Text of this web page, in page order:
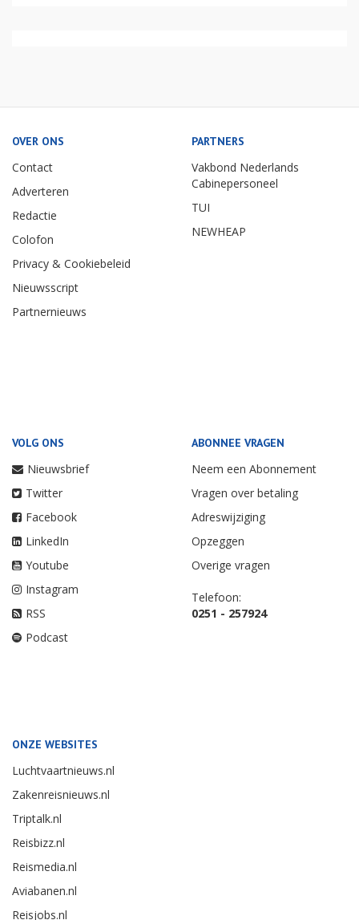
OVER ONS
Contact
Adverteren
Redactie
Colofon
Privacy & Cookiebeleid
Nieuwsscript
Partnernieuws
PARTNERS
Vakbond Nederlands
Cabinepersoneel
TUI
NEWHEAP
VOLG ONS
Nieuwsbrief
Twitter
Facebook
LinkedIn
Youtube
Instagram
RSS
Podcast
ABONNEE VRAGEN
Neem een Abonnement
Vragen over betaling
Adreswijziging
Opzeggen
Overige vragen
Telefoon:
0251 - 257924
ONZE WEBSITES
Luchtvaartnieuws.nl
Zakenreisnieuws.nl
Triptalk.nl
Reisbizz.nl
Reismedia.nl
Aviabanen.nl
Reisjobs.nl